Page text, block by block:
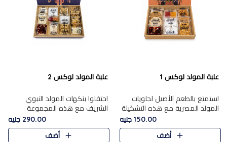
علبة المولد لوكس 1
استمتع بالطعم الأصيل لحلويات
المولد المصرية مع هذه التشكيلة
المختارة بعناية من 9 قطع. تتضمن
التشكيلة جوزرية مع فول،ملبان
150.00 جنيه
أضف
علبة المولد لوكس 2
احتفلوا بنكهات المولد النبوي
الشريف مع هذه المجموعة
الفاخرة المكونة من 19 قطعة،
والتي تم اختيارها بعناية فائقة لتُبرز
تشكيلة واسعة من الحلويات
290.00 جنيه
أضف